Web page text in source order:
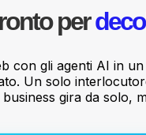
per
con gli agenti AI in
Un solo
gira da solo,